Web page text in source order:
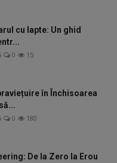
cu lapte: Un ghid
0 15
în Închisoarea
0 180
De la Zero la Erou